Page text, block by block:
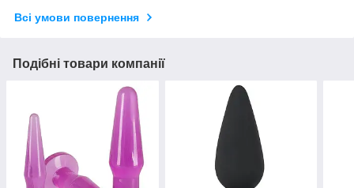
Всі умови повернення
Подібні товари компанії